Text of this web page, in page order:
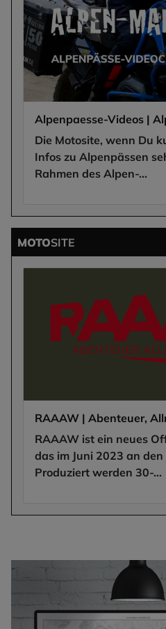
Alpenpaesse-Videos |
Die Motosite, wenn Du
Infos zu Alpenpässen
Rahmen des Alpen-...
MOTOSITE
RAAAW ist ein neues
das im Juni 2023 an
Produziert werden 30-...